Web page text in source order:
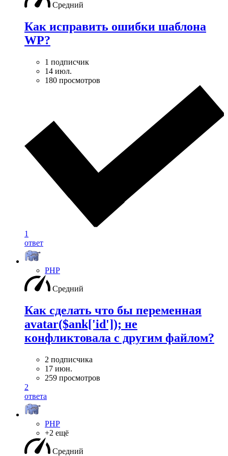
Средний
Как исправить ошибки шаблона
WP?
1 подписчик
14 июл.
180 просмотров
1
ответ
PHP
Средний
Как сделать что бы переменная
avatar($ank['id']); не
конфликтовала с другим файлом?
2 подписчика
17 июн.
259 просмотров
2
ответа
PHP
+2 ещё
Средний